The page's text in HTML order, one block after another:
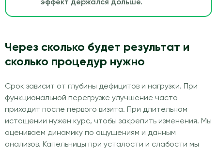
эффект держался дольше.
Через сколько будет результат и
сколько процедур нужно
Срок зависит от глубины дефицитов и нагрузки. При
функциональной перегрузке улучшение часто
приходит после первого визита. При длительном
истощении нужен курс, чтобы закрепить изменения. Мы
оцениваем динамику по ощущениям и данным
анализов. Капельницы при усталости и слабости мы